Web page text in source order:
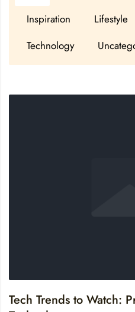
Inspiration
Lifestyle
Technology
Tech Trends to Watch: